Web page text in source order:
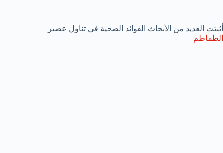
أثبتت العديد من الأبحاث الفوائد الصحية في تناول عصير
الطماطم